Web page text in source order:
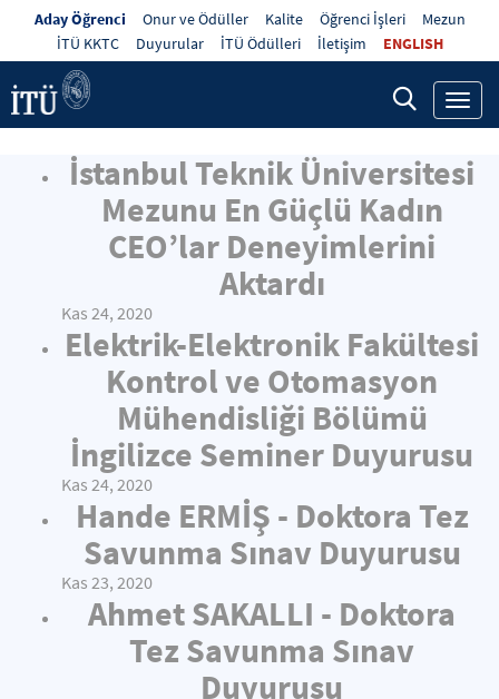
Aday Öğrenci Onur ve Ödüller Kalite Öğrenci İşleri
Mezun
İTÜ KKTC
Duyurular İTÜ Ödülleri İletişim ENGLISH
İstanbul Teknik Üniversitesi
Mezunu En Güçlü Kadın
CEO’lar Deneyimlerini
Aktardı
Kas 24, 2020
Elektrik-Elektronik Fakültesi
Kontrol ve Otomasyon
Mühendisliği Bölümü
İngilizce Seminer Duyurusu
Kas 24, 2020
Hande ERMİŞ - Doktora Tez
Savunma Sınav Duyurusu
Kas 23, 2020
Ahmet SAKALLI - Doktora
Tez Savunma Sınav
Duyurusu